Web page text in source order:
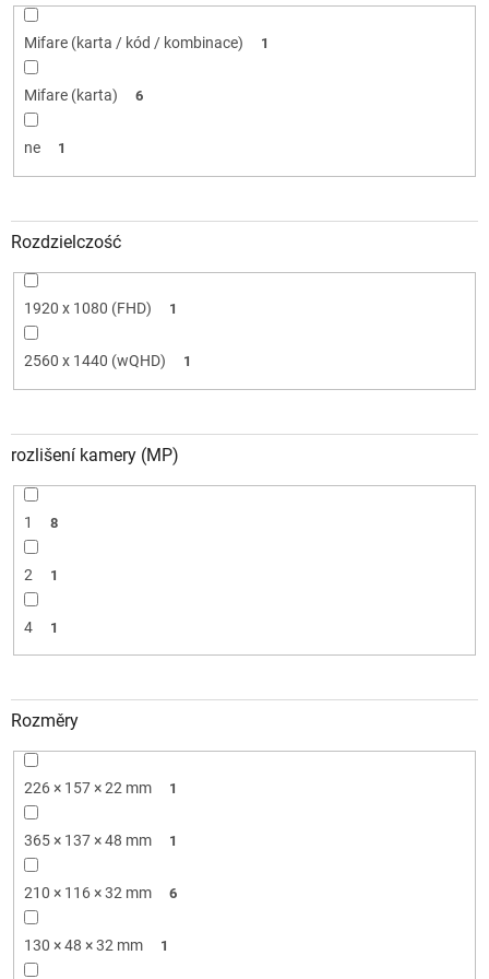
Mifare (karta / kód / kombinace) 1
Mifare (karta) 6
ne 1
Rozdzielczość
1920 x 1080 (FHD) 1
2560 x 1440 (wQHD) 1
rozlišení kamery (MP)
1 8
2 1
4 1
Rozměry
226 × 157 × 22 mm 1
365 × 137 × 48 mm 1
210 × 116 × 32 mm 6
130 × 48 × 32 mm 1